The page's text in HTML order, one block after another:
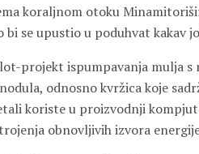
koraljnom otoku
bi se upustio u poduhvat kakav
projekt ispumpavanja mulja s
odnosno kvržica koje
koriste u proizvodnji
obnovljivih izvora